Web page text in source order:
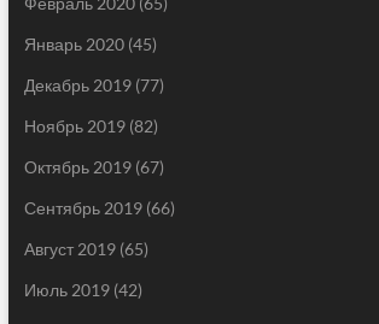
Январь 2020(45)
Декабрь 2019(77)
Ноябрь 2019(82)
Октябрь 2019(67)
Сентябрь 2019(66)
Август 2019(65)
Июль 2019(42)